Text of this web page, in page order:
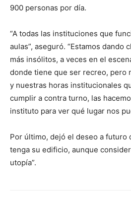
900 personas por día.
“A todas las instituciones que
aulas”, aseguró. “Estamos dando
más insólitos, a veces en el
donde tiene que ser recreo, pero
y nuestras horas institucionales
cumplir a contra turno, las
instituto para ver qué lugar nos
Por último, dejó el deseo a futuro
tenga su edificio, aunque
utopía”.